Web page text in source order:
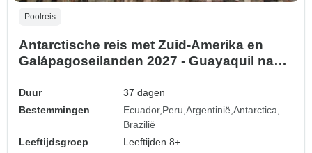
Poolreis
Antarctische reis met Zuid-Amerika en
Galápagoseilanden 2027 - Guayaquil naar
Janeiro (2028)
Duur
37 dagen
Bestemmingen
Ecuador Peru Argentinië Antarctica
Brazilië
Leeftijdsgroep
Leeftijden 8+